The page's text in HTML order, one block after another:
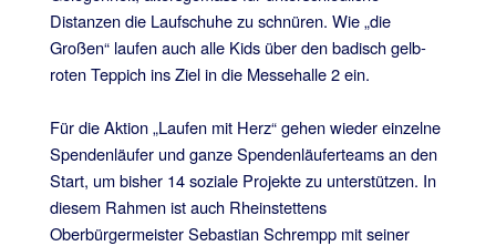
Distanzen die Laufschuhe zu schnüren. Wie „die
Großen“ laufen auch alle Kids über den badisch gelb-
roten Teppich ins Ziel in die Messehalle 2 ein.
Für die Aktion „Laufen mit Herz“ gehen wieder einzelne
Spendenläufer und ganze Spendenläuferteams an den
Start, um bisher 14 soziale Projekte zu unterstützen. In
diesem Rahmen ist auch Rheinstettens
Oberbürgermeister Sebastian Schrempp mit seiner